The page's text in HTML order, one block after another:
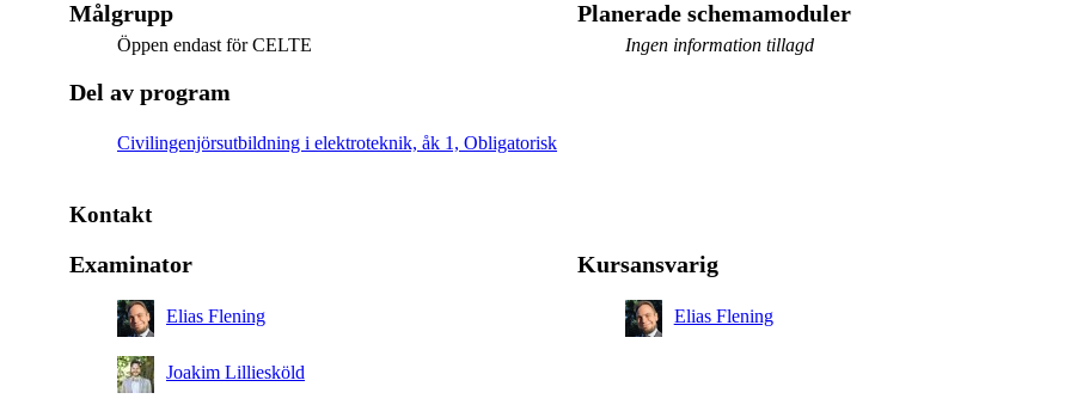
Målgrupp
Öppen endast för CELTE
Planerade schemamoduler
Ingen information tillagd
Del av program
Civilingenjörsutbildning i elektroteknik, åk 1, Obligatorisk
Kontakt
Examinator
Elias Flening
Joakim Lilliesköld
Kursansvarig
Elias Flening